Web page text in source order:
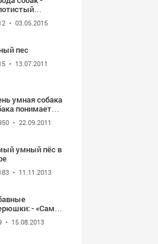
• 03.05.2015
пес
• 13.07.2011
умная собака
понимает
слова и приказы
даже считать
• 22.09.2011
умный пёс в
• 11.11.2013
- «Самый
пес» - (Cool
2012)
• 15.08.2013